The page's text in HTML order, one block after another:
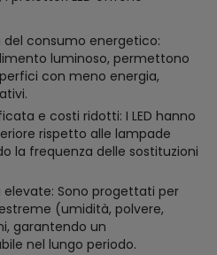
del consumo energetico:
luminoso, permettono
con meno energia,
e costi ridotti: I LED hanno
rispetto alle lampade
la frequenza delle sostituzioni
elevate: Sono progettati per
(umidità, polvere,
garantendo un
nel lungo periodo.